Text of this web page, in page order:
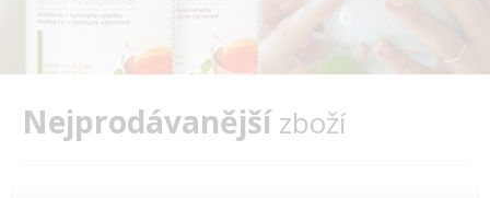
Nejprodávanějšízboží